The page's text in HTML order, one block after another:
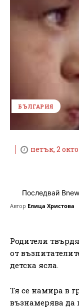
БЪЛГАРИЯ
петък, 2
Последвай
Автор Елица Христова
Родители
от
детска ясла.
Тя се намира в
възнамерява да